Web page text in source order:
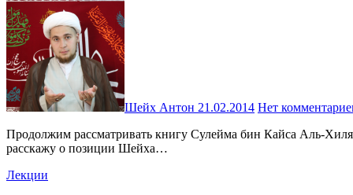
Шейх Антон 21.02.2014 Нет
Продолжим рассматривать книгу Сулейма бин Кайса Аль-Хиляли – участника многих сражений Имама Али (мир ему) и свидетеля важнейших событий в истории ислама. В этой части я
расскажу о позиции Шейха…
Лекции